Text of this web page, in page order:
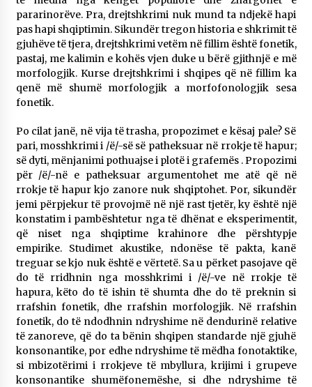
pararinorëve. Pra, drejtshkrimi nuk mund ta ndjekë hapi
pas hapi shqiptimin. Sikundër tregon historia e shkrimit të
gjuhëve të tjera, drejtshkrimi vetëm në fillim është fonetik,
pastaj, me kalimin e kohës vjen duke u bërë gjithnjë e më
morfologjik. Kurse drejtshkrimi i shqipes që në fillim ka
qenë më shumë morfologjik a morfofonologjik sesa
fonetik.
Po cilat janë, në vija të trasha, propozimet e kësaj pale? Së
pari, mosshkrimi i /ë/-së së patheksuar në rrokje të hapur;
së dyti, mënjanimi pothuajse i plotë i grafemës . Propozimi
për /ë/-në e patheksuar argumentohet me atë që në
rrokje të hapur kjo zanore nuk shqiptohet. Por, sikundër
jemi përpjekur të provojmë në një rast tjetër, ky është një
konstatim i pambështetur nga të dhënat e eksperimentit,
që niset nga shqiptime krahinore dhe përshtypje
empirike. Studimet akustike, ndonëse të pakta, kanë
treguar se kjo nuk është e vërtetë. Sa u përket pasojave që
do të rridhnin nga mosshkrimi i /ë/-ve në rrokje të
hapura, këto do të ishin të shumta dhe do të preknin si
rrafshin fonetik, dhe rrafshin morfologjik. Në rrafshin
fonetik, do të ndodhnin ndryshime në dendurinë relative
të zanoreve, që do ta bënin shqipen standarde një gjuhë
konsonantike, por edhe ndryshime të mëdha fonotaktike,
si mbizotërimi i rrokjeve të mbyllura, krijimi i grupeve
konsonantike shumëfonemëshe, si dhe ndryshime të